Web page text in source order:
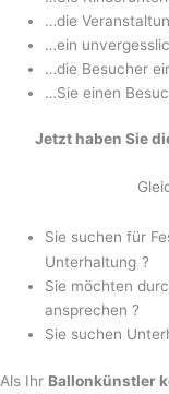
…die
…ein
…die Besucher
…Sie einen
Jetzt haben Sie
Sie suchen für
Unterhaltung ?
Sie möchten
ansprechen ?
Sie suchen
Als Ihr Ballonkünstler